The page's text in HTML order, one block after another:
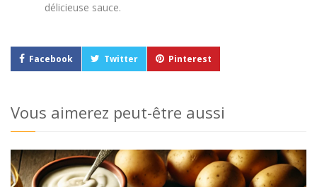
délicieuse sauce.
Facebook Twitter Pinterest
Vous aimerez peut-être aussi